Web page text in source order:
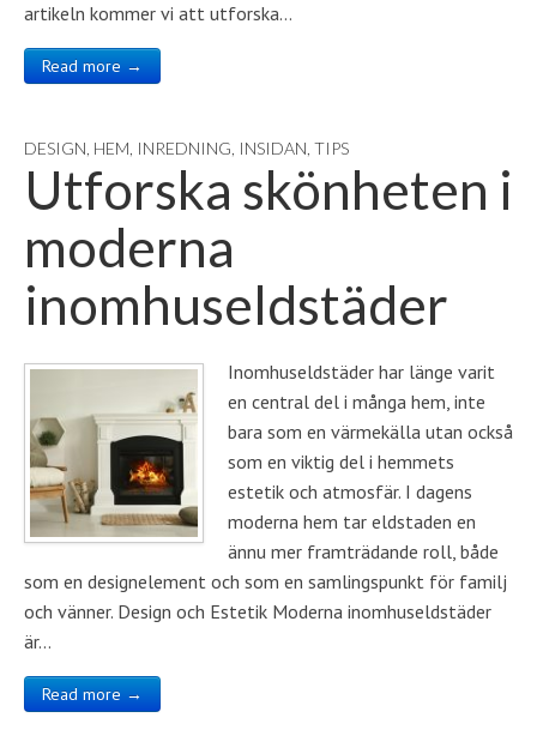
artikeln kommer vi att utforska…
Read more →
DESIGN HEM INREDNING INSIDAN TIPS
Utforska skönheten i
moderna
inomhuseldstäder
Inomhuseldstäder har länge varit
en central del i många hem, inte
bara som en värmekälla utan också
som en viktig del i hemmets
estetik och atmosfär. I dagens
moderna hem tar eldstaden en
ännu mer framträdande roll, både
som en designelement och som en samlingspunkt för familj
och vänner. Design och Estetik Moderna inomhuseldstäder
är…
Read more →